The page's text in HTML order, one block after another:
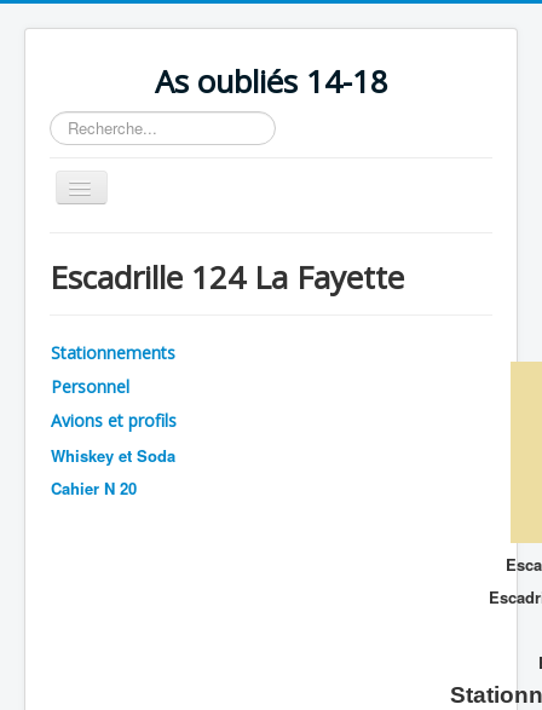
As oubliés 14-18
Rechercher
Basculer
la
Chronologie
Avions
Personnels
Formation
Escadrille 124 La Fayette
Stationnements
Personnel
Avions et profils
Whiskey et Soda
Cahier N 20